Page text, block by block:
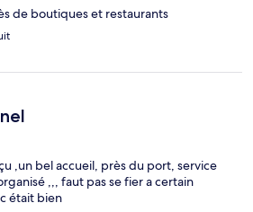
de boutiques et restaurants
,un bel accueil, près du port, service
,,, faut pas se fier a certain
était bien